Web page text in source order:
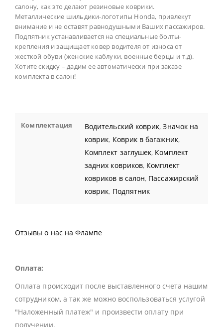
салону, как это делают резиновые коврики.
Металлические шильдики-логотипы Honda, привлекут
внимание и не оставят равнодушными Ваших пассажиров.
Подпятник устанавливается на специальные болты-
крепления и защищает ковер водителя от износа от
жесткой обуви (женские каблуки, военные берцы и т.д).
Хотите скидку – дадим ее автоматически при заказе
комплекта в салон!
Комплектация Водительский коврик,Значок на
коврик, Коврик в багажник,
Комплект заглушек, Комплект
задних ковриков, Комплект
ковриков в салон, Пассажирский
коврик, Подпятник
Отзывы о нас на Флампе
Оплата:
Оплата происходит после выставленного счета нашим
сотрудником, а так же можно воспользоваться услугой
"Наложенный платеж" и произвести оплату при
получении.